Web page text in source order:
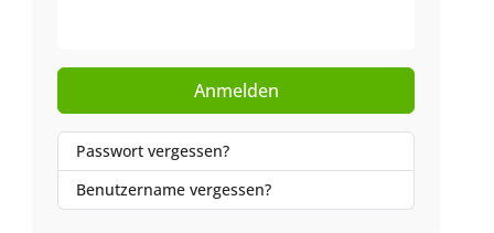
Anmelden
Passwort vergessen?
Benutzername vergessen?